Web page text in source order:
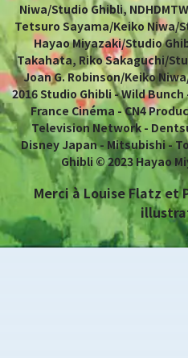
Niwa/Studio Ghibli,
Tetsuro Sayama/Keiko Niwa/
Hayao Miyazaki/Studio
Takahata, Riko Sakaguchi/
Joan G. Robinson/Keiko
2016 Studio Ghibli - Wild
France Cinéma - CN4
Television Network -
Disney Japan - Mitsubishi -
Ghibli © 2023 Hayao
Merci à Louise Flatz et